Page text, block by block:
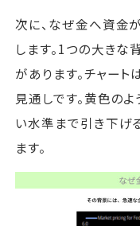
次に、なぜ金へ資金
します。1つの大き
があります。チャー
見通しです。黄色の
い水準まで引き下げ
ます。